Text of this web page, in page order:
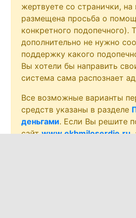
жертвуете со странички, на
размещена просьба о
конкретного подопечного).
дополнительно не нужно
поддержку какого
Вы хотели бы направить
система сама распознает
Все возможные варианты
средств указаны в разделе
деньгами. Если Вы решите
сайтwww.ekbmiloserdie.ru,